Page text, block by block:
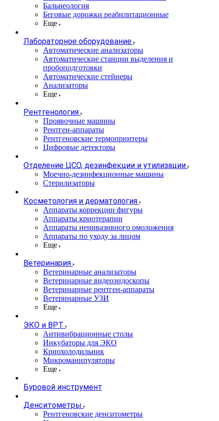
Бальнеология
Беговые дорожки реабилитационные
Еще
Лабораторное оборудование
Автоматические анализаторы
Автоматические станции выделения и
пробоподготовки
Автоматические стейнеры
Анализаторы
Еще
Рентгенология
Проявочные машины
Рентген-аппараты
Рентгеновские термопринтеры
Цифровые детекторы
Отделение ЦСО, дезинфекции и утилизации
Моечно-дезинфекционные машины
Стерилизаторы
Косметология и дерматология
Аппараты коррекции фигуры
Аппараты криотерапии
Аппараты неинвазивного омоложения
Аппараты по уходу за лицом
Еще
Ветеринария
Ветеринарные анализаторы
Ветеринарные видеоэндоскопы
Ветеринарные рентген-аппараты
Ветеринарные УЗИ
Еще
ЭКО и ВРТ
Антивибрационные столы
Инкубаторы для ЭКО
Криохолодильник
Микроманипуляторы
Еще
Буровой инструмент
Денситометры
Рентгеновские денситометры